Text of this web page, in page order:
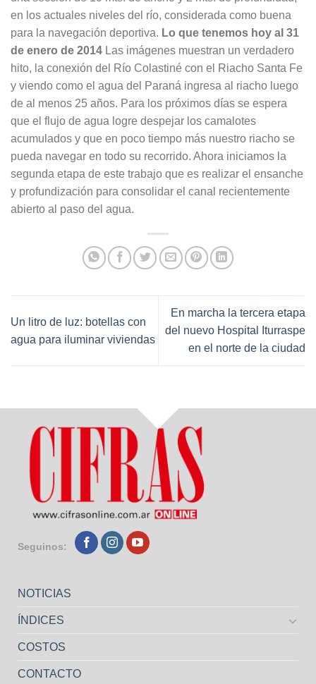
en los actuales niveles del río, considerada como buena
para la navegación deportiva. Lo que tenemos hoy al 31
de enero de 2014 Las imágenes muestran un verdadero
hito, la conexión del Río Colastiné con el Riacho Santa Fe
y viendo como el agua del Paraná ingresa al riacho luego
de al menos 25 años. Para los próximos días se espera
que el flujo de agua logre despejar los camalotes
acumulados y que en poco tiempo más nuestro riacho se
pueda navegar en todo su recorrido. Ahora iniciamos la
segunda etapa de este trabajo que es realizar el ensanche
y profundización para consolidar el canal recientemente
abierto al paso del agua.
Un litro de luz: botellas con
agua para iluminar viviendas
En marcha la tercera etapa
del nuevo Hospital Iturraspe
en el norte de la ciudad
Seguinos:
NOTICIAS
ÍNDICES
COSTOS
CONTACTO